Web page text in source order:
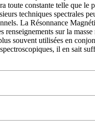
toute constante telle que
techniques spectrales
La Résonnance
sur la
souvent utilisées en
il en sait